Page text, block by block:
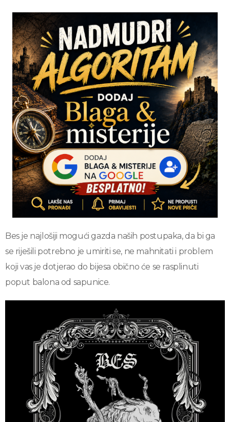
Bes je najlošiji mogući gazda naših postupaka, da bi ga
se riješili potrebno je umiriti se, ne mahnitati i problem
koji vas je dotjerao do bijesa obično će se rasplinuti
poput balona od sapunice.